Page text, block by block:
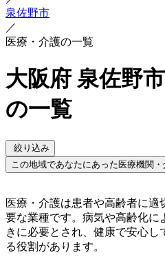
泉佐野市
／
医療・介護の一覧
大阪府 泉佐野
の一覧
絞り込み
この地域であなたにあった医療機関
医療・介護は患者や高齢者に
要な業種です。病気や高齢化に
きに必要とされ、健康で安心
る役割があります。